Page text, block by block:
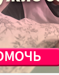
в пользу
работает
наших
съемки,
техническую